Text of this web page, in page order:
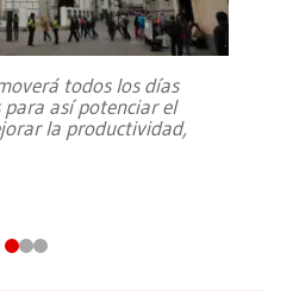
todos los días
así potenciar el
la productividad,